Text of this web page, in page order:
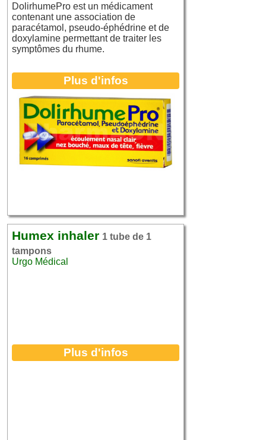
DolirhumePro est un médicament
contenant une association de
paracétamol, pseudo-éphédrine et de
doxylamine permettant de traiter les
symptômes du rhume.
Plus d'infos
Humex inhaler 1 tube de 1
tampons
Urgo Médical
Plus d'infos